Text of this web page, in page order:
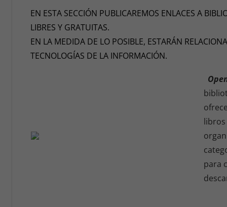
EN ESTA SECCIÓN PUBLICAREMOS ENLACES A
LIBRES Y GRATUITAS.
EN LA MEDIDA DE LO POSIBLE, ESTARÁN
TECNOLOGÍAS DE LA INFORMACIÓN.
para